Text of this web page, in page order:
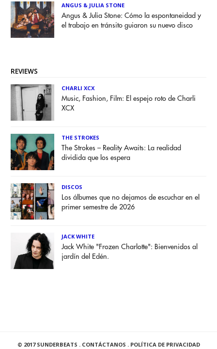
ANGUS & JULIA STONE
Angus & Julia Stone: Cómo la espontaneidad y
el trabajo en tránsito guiaron su nuevo disco
REVIEWS
CHARLI XCX
Music, Fashion, Film: El espejo roto de Charli
XCX
THE STROKES
The Strokes – Reality Awaits: La realidad
dividida que los espera
DISCOS
Los álbumes que no dejamos de escuchar en el
primer semestre de 2026
JACK WHITE
Jack White "Frozen Charlotte": Bienvenidos al
jardín del Edén.
© 2017 SUNDERBEATS . CONTÁCTANOS . POLÍTICA DE PRIVACIDAD